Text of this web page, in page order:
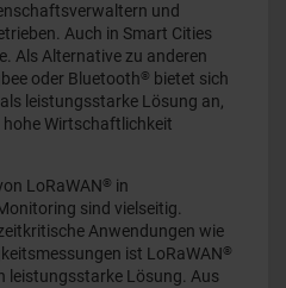
und
Auch in Smart Cities
Als Alternative zu anderen
oder Bluetooth® bietet sich
leistungsstarke Lösung an,
Wirtschaftlichkeit
LoRaWAN® in
sind vielseitig.
Anwendungen wie
ist LoRaWAN®
leistungsstarke Lösung. Aus